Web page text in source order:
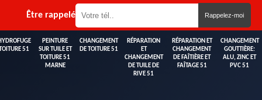
Être rappelé
51
PEINTURE
SUR TUILE ET
TOITURE 51
MARNE
CHANGEMENT
DE TOITURE 51
RÉPARATION
ET
CHANGEMENT
DE TUILE DE
RIVE 51
RÉPARATION ET
CHANGEMENT
DE FAÎTIÈRE ET
FAÎTAGE 51
CHANGEMENT
GOUTTIÈRE:
ALU, ZINC ET
PVC 51